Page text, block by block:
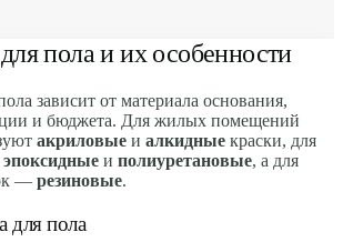
пола и их особенности
зависит от материала основания,
и бюджета. Для жилых помещений
акриловые и алкидные краски, для
эпоксидные и полиуретановые, а для
— резиновые.
для пола